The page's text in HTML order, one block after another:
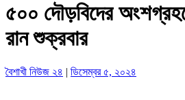
৫০০ দৌড়বিদের
রান শুক্রবার
বৈশাখী নিউজ ২৪ | ডিসেম্বর ৫, ২০২৪